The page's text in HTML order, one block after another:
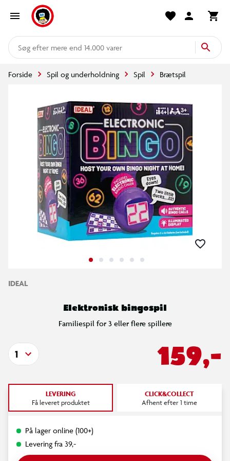
mere end 14.000 varer
Forside Spil og underholdning Spil Brætspil
IDEAL
Elektronisk bingospil
Familiespil for 3 eller flere spillere
159,-
1
LEVERING
Få leveret produktet
CLICK&COLLECT
Afhent efter 1 time
På lager online (100+)
Levering fra 39,-